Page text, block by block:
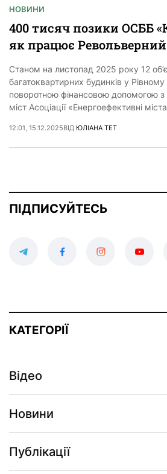
НОВИНИ
400 тисяч позики ОСББ
як працює
Станом на листопад 2025 року 12
багатоквартирних будинків у
поворотною фінансовою допомогою
міст Асоціації «Енергоефективні
12:01, 15.12.2025ВІД ЮЛІАНА ТЕТ
ПІДПИСУЙТЕСЬ
КАТЕГОРІЇ
Відео
Новини
Публікації